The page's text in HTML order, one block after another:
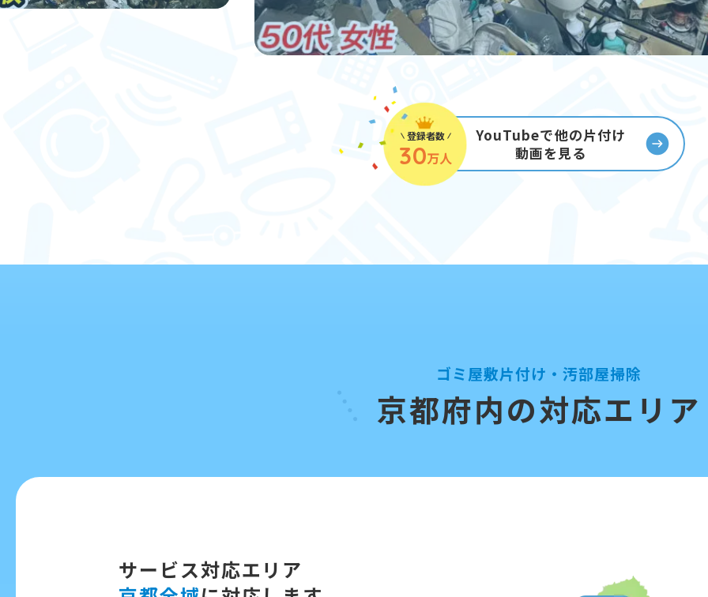
登録者数
30万人
YouTubeで他の片付け
動画を見る
ゴミ屋敷片付け・汚部屋掃除
京都府内の対応エリア
サービス対応エリア